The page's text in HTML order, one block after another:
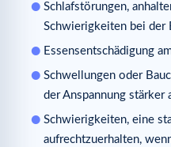
Schlafstörungen,
Schwierigkeiten bei der
Essensentschädigung
Schwellungen oder
der Anspannung stärker
Schwierigkeiten, eine
aufrechtzuerhalten,